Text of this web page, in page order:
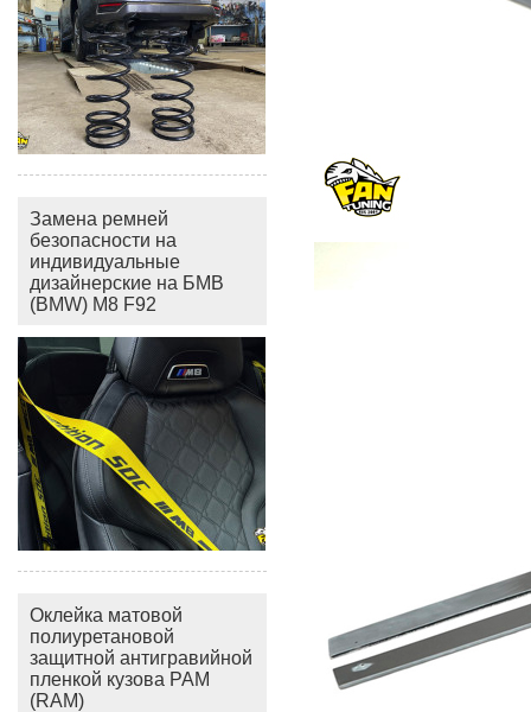
Замена ремней
безопасности на
индивидуальные
дизайнерские на БМВ
(BMW) M8 F92
Оклейка матовой
полиуретановой
защитной антигравийной
пленкой кузова РАМ
(RAM)